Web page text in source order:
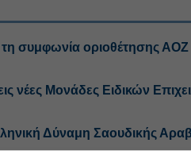
τη συμφωνία οριοθέτησης
νέες Μονάδες Ειδικών
Δύναμη Σαουδικής
Προγράμματος του